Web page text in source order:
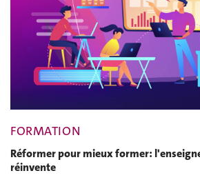
FORMATION
Réformer pour mieux former:
réinvente